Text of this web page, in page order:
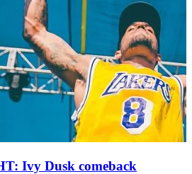
Ivy Dusk comeback